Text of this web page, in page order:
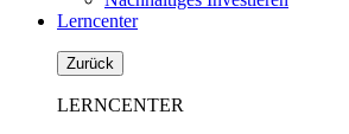
Lerncenter
Zurück
LERNCENTER